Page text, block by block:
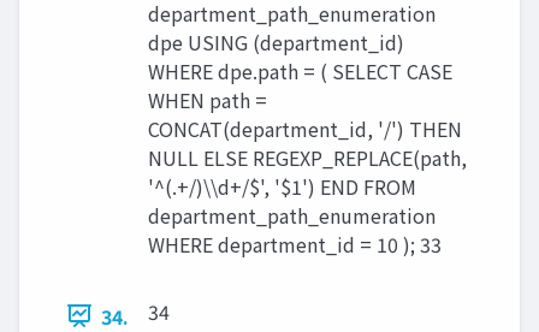
department_path_enumeration
dpe USING (department_id)
WHERE dpe.path = ( SELECT CASE
WHEN path =
CONCAT(department_id, '/') THEN
NULL ELSE REGEXP_REPLACE(path,
'^(.+/)\\d+/$', '$1') END FROM
department_path_enumeration
WHERE department_id = 10 ); 33
34. 34